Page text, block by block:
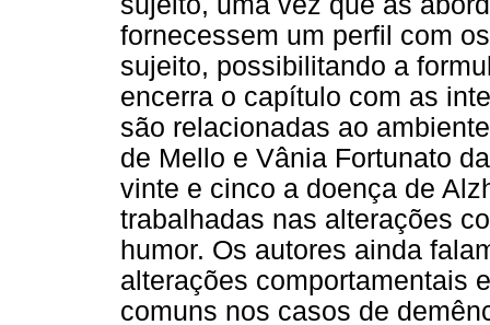
fornecessem um perfil com
sujeito, possibilitando a
encerra o capítulo com as
são relacionadas ao
de Mello e Vânia Fortunato
vinte e cinco a doença de
trabalhadas nas alterações
humor. Os autores ainda
alterações comportamentais
comuns nos casos de